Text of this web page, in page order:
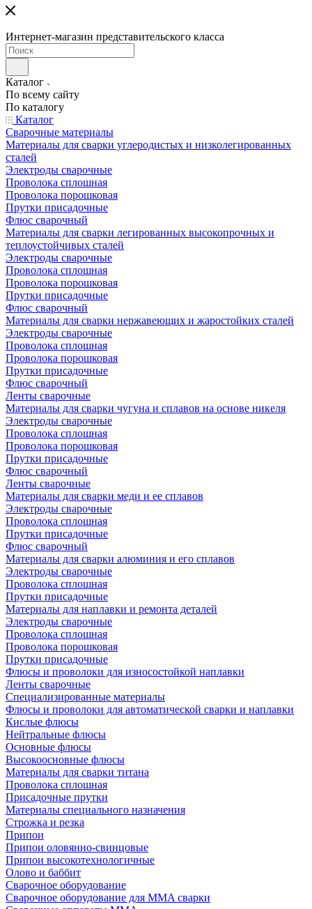
Интернет-магазин представительского класса
Каталог
По всему сайту
По каталогу
Каталог
Сварочные материалы
Материалы для сварки углеродистых и низколегированных
сталей
Электроды сварочные
Проволока сплошная
Проволока порошковая
Прутки присадочные
Флюс сварочный
Материалы для сварки легированных высокопрочных и
теплоустойчивых сталей
Электроды сварочные
Проволока сплошная
Проволока порошковая
Прутки присадочные
Флюс сварочный
Материалы для сварки нержавеющих и жаростойких сталей
Электроды сварочные
Проволока сплошная
Проволока порошковая
Прутки присадочные
Флюс сварочный
Ленты сварочные
Материалы для сварки чугуна и сплавов на основе никеля
Электроды сварочные
Проволока сплошная
Проволока порошковая
Прутки присадочные
Флюс сварочный
Ленты сварочные
Материалы для сварки меди и ее сплавов
Электроды сварочные
Проволока сплошная
Прутки присадочные
Флюс сварочный
Материалы для сварки алюминия и его сплавов
Электроды сварочные
Проволока сплошная
Прутки присадочные
Материалы для наплавки и ремонта деталей
Электроды сварочные
Проволока сплошная
Проволока порошковая
Прутки присадочные
Флюсы и проволоки для износостойкой наплавки
Ленты сварочные
Специализированные материалы
Флюсы и проволоки для автоматической сварки и наплавки
Кислые флюсы
Нейтральные флюсы
Основные флюсы
Высокоосновные флюсы
Материалы для сварки титана
Проволока сплошная
Присадочные прутки
Материалы специального назначения
Строжка и резка
Припои
Припои оловянно-свинцовые
Припои высокотехнологичные
Олово и баббит
Сварочное оборудование
Сварочное оборудование для MMA сварки